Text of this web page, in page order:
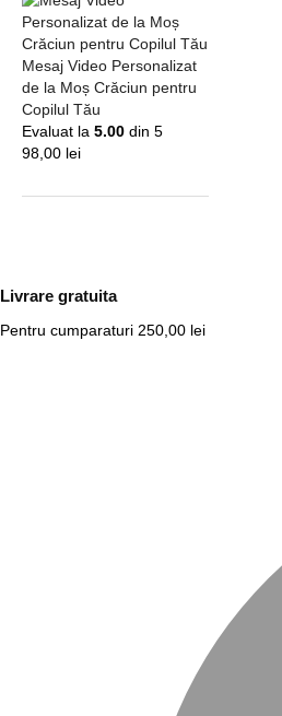
Mesaj Video Personalizat
de la Moș Crăciun pentru
Copilul Tău
Evaluat la 5.00 din 5
98,00 lei
Livrare gratuita
Pentru cumparaturi 250,00 lei